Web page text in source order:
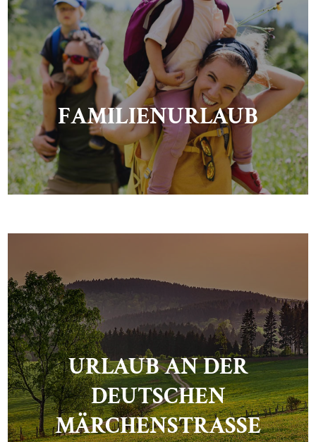
FAMILIENURLAUB
URLAUB AN DER
DEUTSCHEN
MÄRCHENSTRASSE